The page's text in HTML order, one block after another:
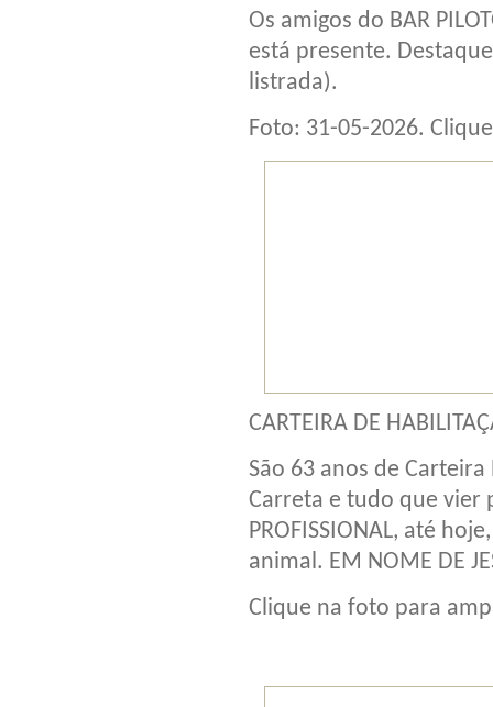
Os amigos do BAR
está presente.
listrada).
Foto: 31-05-2026.
CARTEIRA DE
São 63 anos de
Carreta e tudo que vier
PROFISSIONAL, até
animal. EM NOME DE
Clique na foto para